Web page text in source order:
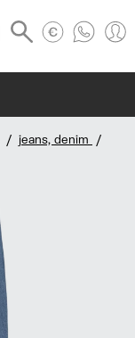
/ jeans, denim
/